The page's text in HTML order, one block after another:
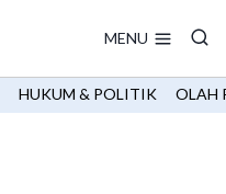
MENU
HUKUM & POLITIK OLAH